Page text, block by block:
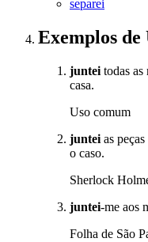
separei
Exemplos de
juntei todas as
casa.
Uso comum
juntei as
o caso.
Sherlock
juntei-me aos
Folha de São